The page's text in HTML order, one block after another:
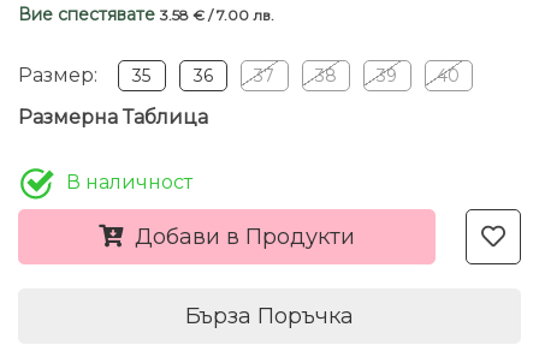
Вие спестявате 3.58 € / 7.00 лв.
Размер: 35 36 37 38 39 40
Размерна Таблица
В наличност
Добави в Продукти
Бърза Поръчка